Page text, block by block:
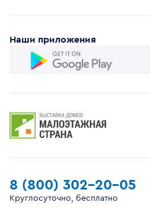
Наши приложения
8 (800) 302-20-05
Круглосуточно, бесплатно